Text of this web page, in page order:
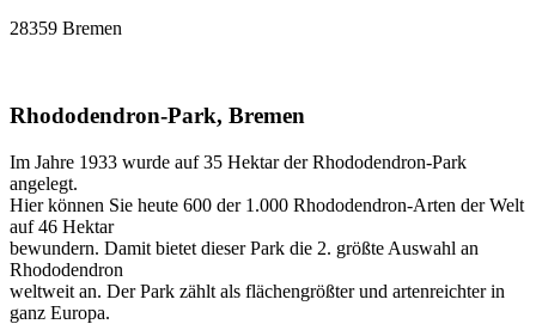
28359 Bremen
Rhododendron-Park, Bremen
Im Jahre 1933 wurde auf 35 Hektar der Rhododendron-Park
angelegt.
Hier können Sie heute 600 der 1.000 Rhododendron-Arten der Welt
auf 46 Hektar
bewundern. Damit bietet dieser Park die 2. größte Auswahl an
Rhododendron
weltweit an. Der Park zählt als flächengrößter und artenreichter in
ganz Europa.